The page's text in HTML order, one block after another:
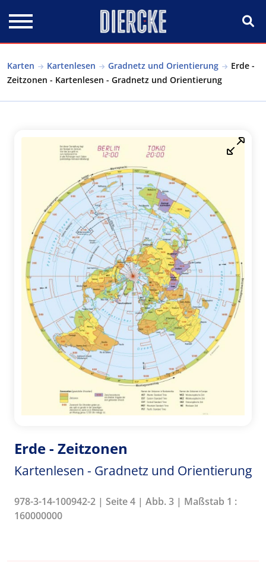
Karten Kartenlesen Gradnetz und Orientierung
Erde -
Zeitzonen - Kartenlesen - Gradnetz und Orientierung
Erde - Zeitzonen
Kartenlesen - Gradnetz und Orientierung
978-3-14-100942-2 | Seite 4 | Abb. 3 | Maßstab 1 :
160000000